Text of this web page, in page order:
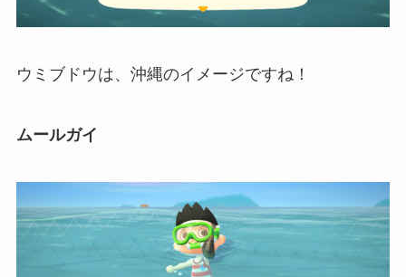
ウミブドウは、沖縄のイメージですね！
ムールガイ